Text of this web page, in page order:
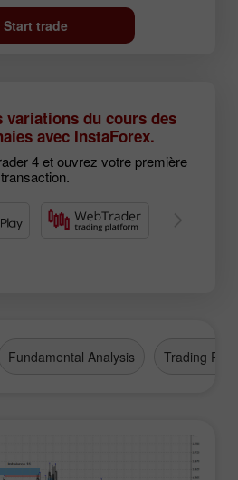
Start trade
variations du cours des
avec InstaForex.
4 et ouvrez votre première
transaction.
Fundamental Analysis Trading Plan